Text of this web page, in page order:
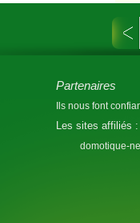
Partenaires
Ils nous font
Les sites affiliés :
domotique-